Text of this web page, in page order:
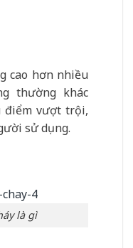
cao hơn nhiều
thường khác
điểm vượt trội,
sử dụng.
là gì